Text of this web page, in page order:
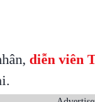
diễn viên